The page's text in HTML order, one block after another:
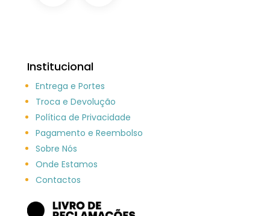
Institucional
Entrega e Portes
Troca e Devolução
Política de Privacidade
Pagamento e Reembolso
Sobre Nós
Onde Estamos
Contactos